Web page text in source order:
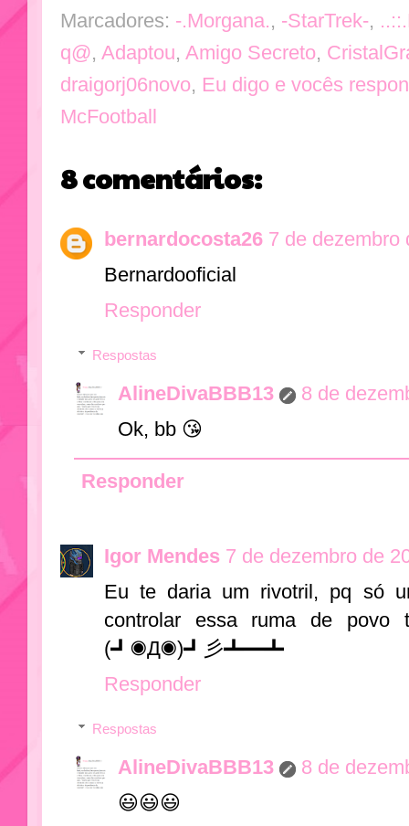
Marcadores: -.Morgana., -StarTrek-,
q@, Adaptou, Amigo Secreto,
draigorj06novo, Eu digo e vocês
McFootball
8 comentários:
bernardocosta26 7 de dezembro
Bernardooficial
Responder
Respostas
AlineDivaBBB13
8 de
Ok, bb 😘
Responder
Igor Mendes 7 de dezembro de
Eu te daria um rivotril, pq só
controlar essa ruma de povo
(┛◉Д◉)┛彡┻━┻
Responder
Respostas
AlineDivaBBB13
8 de
😃😃😃